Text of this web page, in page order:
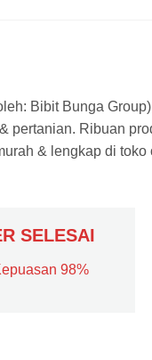
Bibit Bunga
pertanian. Ribuan
& lengkap di
SELESAI
98%